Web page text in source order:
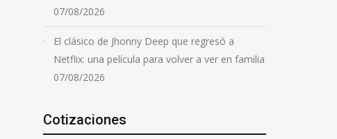
07/08/2026
El clásico de Jhonny Deep que regresó a
Netflix: una película para volver a ver en familia
07/08/2026
Cotizaciones